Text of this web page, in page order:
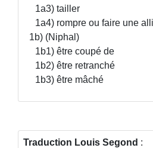
1a3) tailler
1a4) rompre ou faire une
1b) (Niphal)
1b1) être coupé de
1b2) être retranché
1b3) être mâché
Traduction Louis Segond :